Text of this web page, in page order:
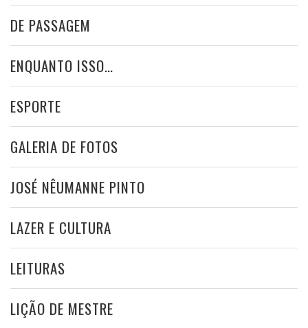
DE PASSAGEM
ENQUANTO ISSO…
ESPORTE
GALERIA DE FOTOS
JOSÉ NÊUMANNE PINTO
LAZER E CULTURA
LEITURAS
LIÇÃO DE MESTRE